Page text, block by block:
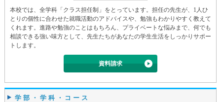
本校では、全学科「クラス担任制」をとっています。担任の先生が、1人ひ
とりの個性に合わせた就職活動のアドバイスや、勉強もわかりやすく教えて
くれます。進路や勉強のことはもちろん、プライベートな悩みまで、何でも
相談できる強い味方として、先生たちがあなたの学生生活をしっかりサポー
トします。
資料請求
学部・学科・コース